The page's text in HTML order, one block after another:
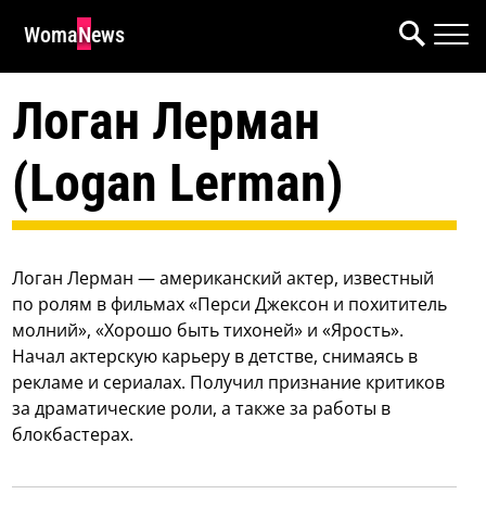
WomaNews
Логан Лерман
(Logan Lerman)
Логан Лерман — американский актер, известный
по ролям в фильмах «Перси Джексон и похититель
молний», «Хорошо быть тихоней» и «Ярость».
Начал актерскую карьеру в детстве, снимаясь в
рекламе и сериалах. Получил признание критиков
за драматические роли, а также за работы в
блокбастерах.